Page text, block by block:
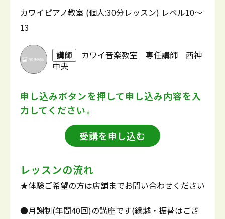
カワイピアノ教室 (個人:30分レッスン) レベル10～
13
講師
カワイ音楽教室 専任講師 西神
中央
申し込みボタンを押して申し込み内容を入
力してください。
受講を申し込む
レッスンの流れ
★体験ご希望の方は店舗までお問い合わせください
●月謝制(年間40回)の講座です(繰越・振替はござ